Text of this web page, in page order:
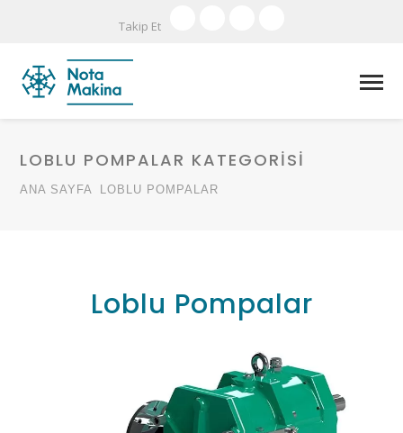
Takip Et
LOBLU POMPALAR KATEGORİSİ
ANA SAYFA LOBLU POMPALAR
Loblu Pompalar